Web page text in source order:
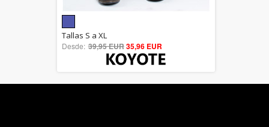
out of 5
Tallas S a XL
Desde: 39,95 EUR35,96 EUR